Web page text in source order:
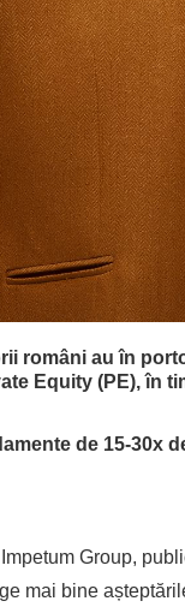
români au în
Equity (PE), în
de 15-30x
Group,
mai bine